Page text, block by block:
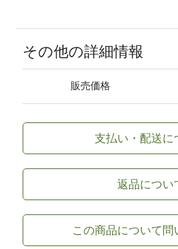
その他の詳細情報
販売価格
支払い・配送に
返品につい
この商品について問